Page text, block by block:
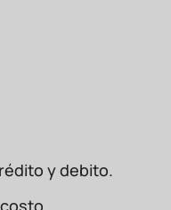
y debito.